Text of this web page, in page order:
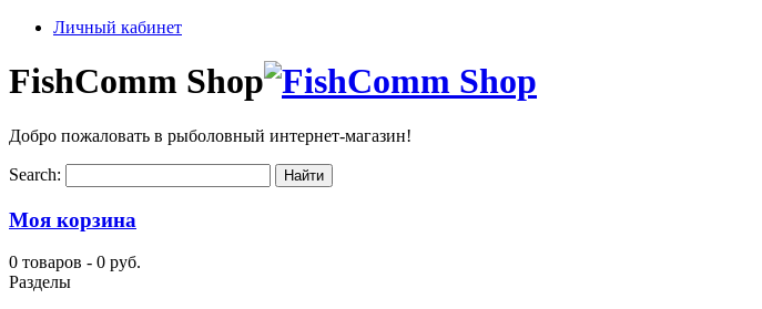
Личный кабинет
FishComm Shop
Добро пожаловать в рыболовный интернет-магазин!
Search:
Моя корзина
0 товаров - 0 руб.
Разделы